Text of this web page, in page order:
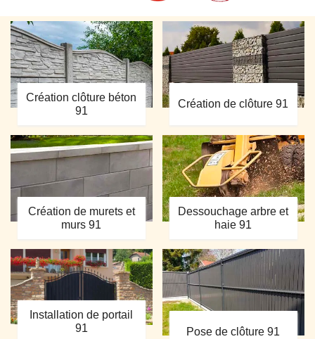
Création clôture béton
91
Création de clôture 91
Création de murets et
murs 91
Dessouchage arbre et
haie 91
Installation de portail
91
Pose de clôture 91